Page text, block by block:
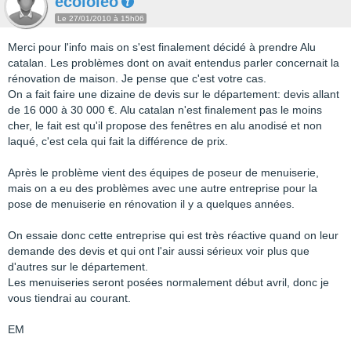
Le 27/01/2010 à 15h06
Merci pour l'info mais on s'est finalement décidé à prendre Alu
catalan. Les problèmes dont on avait entendus parler concernait la
rénovation de maison. Je pense que c'est votre cas.
On a fait faire une dizaine de devis sur le département: devis allant
de 16 000 à 30 000 €. Alu catalan n'est finalement pas le moins
cher, le fait est qu'il propose des fenêtres en alu anodisé et non
laqué, c'est cela qui fait la différence de prix.
Après le problème vient des équipes de poseur de menuiserie,
mais on a eu des problèmes avec une autre entreprise pour la
pose de menuiserie en rénovation il y a quelques années.
On essaie donc cette entreprise qui est très réactive quand on leur
demande des devis et qui ont l'air aussi sérieux voir plus que
d'autres sur le département.
Les menuiseries seront posées normalement début avril, donc je
vous tiendrai au courant.
EM